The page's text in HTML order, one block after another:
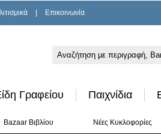
Επικοινωνία
Γραφείου Παιχνίδια
Bazaar Βιβλίου Νέες Κυκλοφορίες